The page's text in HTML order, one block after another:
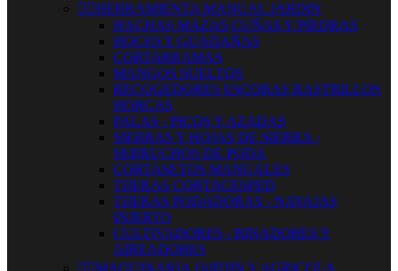
 HERRAMIENTA MANUAL JARDIN
HACHAS MAZAS CUÑAS Y PIEDRAS
HOCES Y GUADAÑAS
CORTARRAMAS
MANGOS SUELTOS
RECOGEDORES ESCOBAS RASTRILLOS
HORCAS
PALAS - PICOS Y AZADAS
SIERRAS Y HOJAS DE SIERRA -
SERRUCHOS DE PODA
CORTASETOS MANUALES
TIJERAS CORTACESPED
TIJERAS PODADORAS - NAVAJAS
INJERTO
CULTIVADORES - BINADORES Y
AIREADORES
 MAQUINARIA JARDIN Y AGRICOLA